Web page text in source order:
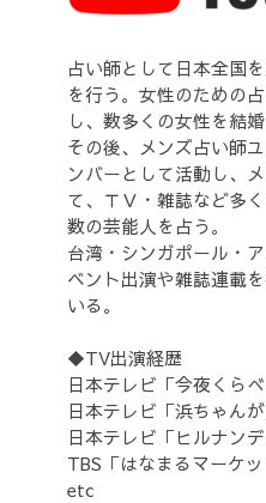
占い師として日本全国
を行う。女性のための
し、数多くの女性を結
その後、メンズ占い師
ンバーとして活動し、
て、ＴＶ・雑誌など多
数の芸能人を占う。
台湾・シンガポール・
ベント出演や雑誌連載
いる。
◆TV出演経歴
日本テレビ「今夜くら
日本テレビ「浜ちゃんが
日本テレビ「ヒルナンデ
TBS「はなまるマーケッ
etc